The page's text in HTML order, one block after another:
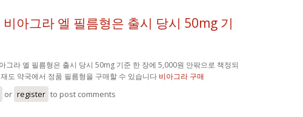
비아그라 엘 필름형은 출시 당시 50mg 기
그라 엘 필름형은 출시 당시 50mg 기준 한 장에 5,000원 안팎으로 책정되
도 약국에서 정품 필름형을 구매할 수 있습니다 비아그라 구매
or register to post comments